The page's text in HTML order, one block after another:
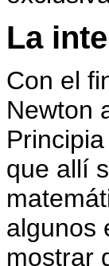
La
Con el
Newton
que allí
algunos
mostrar